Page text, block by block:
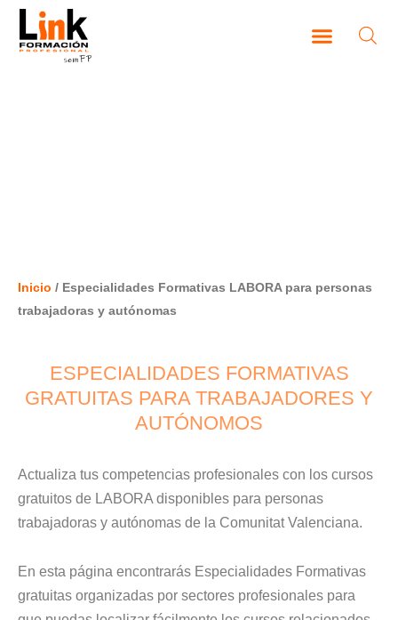
Inicio / Especialidades Formativas LABORA para personas
trabajadoras y autónomas
ESPECIALIDADES FORMATIVAS
GRATUITAS PARA TRABAJADORES Y
AUTÓNOMOS
Actualiza tus competencias profesionales con los cursos
gratuitos de LABORA disponibles para personas
trabajadoras y autónomas de la Comunitat Valenciana.
En esta página encontrarás Especialidades Formativas
gratuitas organizadas por sectores profesionales para